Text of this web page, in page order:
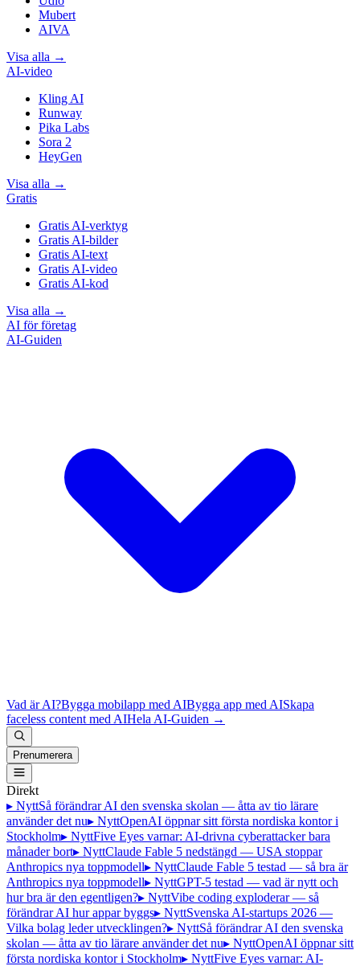
Mubert
AIVA
Visa alla →
AI-video
Kling AI
Runway
Pika Labs
Sora 2
HeyGen
Visa alla →
Gratis
Gratis AI-verktyg
Gratis AI-bilder
Gratis AI-text
Gratis AI-video
Gratis AI-kod
Visa alla →
AI för företag
AI-Guiden
Vad är AI?Bygga mobilapp med AIBygga app med AISkapa
faceless content med AIHela AI-Guiden →
Prenumerera
Direkt
▸ NyttSå förändrar AI den svenska skolan — åtta av tio lärare
använder det nu▸ NyttOpenAI öppnar sitt första nordiska kontor i
Stockholm▸ NyttFive Eyes varnar: AI-drivna cyberattacker bara
månader bort▸ NyttClaude Fable 5 nedstängd — USA stoppar
Anthropics nya toppmodell▸ NyttClaude Fable 5 testad — så bra är
Anthropics nya toppmodell▸ NyttGPT-5 testad — vad är nytt och
hur bra är den egentligen?▸ NyttVibe coding exploderar — så
förändrar AI hur appar byggs▸ NyttSvenska AI-startups 2026 —
Vilka bolag leder utvecklingen?▸ NyttSå förändrar AI den svenska
skolan — åtta av tio lärare använder det nu▸ NyttOpenAI öppnar sitt
första nordiska kontor i Stockholm▸ NyttFive Eyes varnar: AI-